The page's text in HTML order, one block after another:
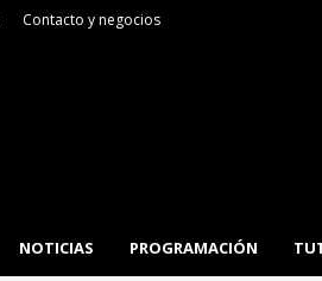
Contacto y negocios
NOTICIAS PROGRAMACIÓN